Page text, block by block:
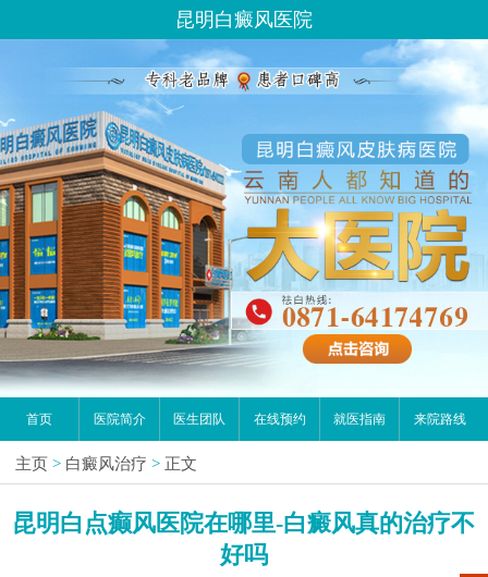
昆明白癜风医院
首页 医院简介 医生团队 在线预约 就医指南 来院路线
主页 > 白癜风治疗 > 正文
昆明白点癫风医院在哪里-白癜风真的治疗不
好吗